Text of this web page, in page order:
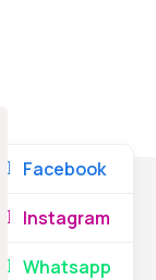
Facebook
Instagram
Whatsapp